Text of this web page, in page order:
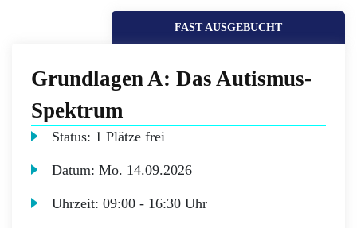
FAST AUSGEBUCHT
Grundlagen A: Das Autismus-
Spektrum
Status: 1 Plätze frei
Datum:Mo. 14.09.2026
Uhrzeit:09:00 - 16:30 Uhr